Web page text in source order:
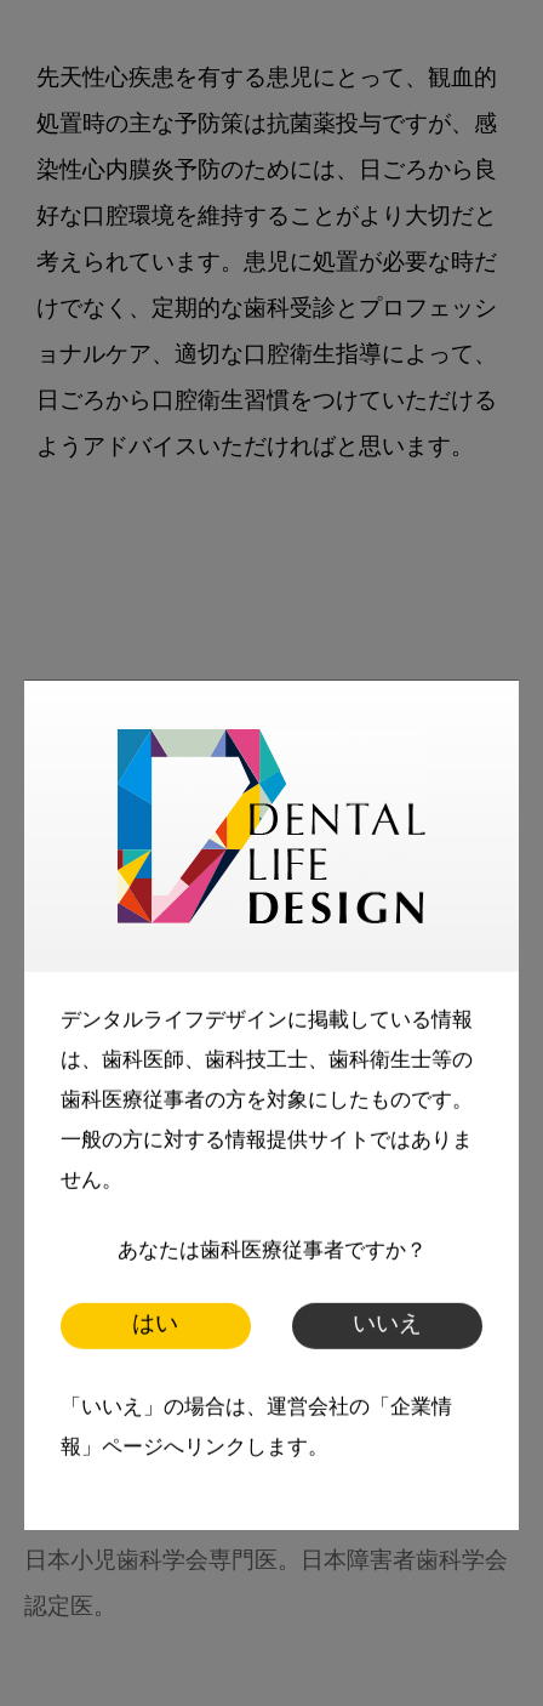
デンタルライフデザインに掲載している情報
は、歯科医師、歯科技工士、歯科衛生士等の
歯科医療従事者の方を対象にしたものです。
一般の方に対する情報提供サイトではありま
せん。
あなたは歯科医療従事者ですか？
はい いいえ
「いいえ」の場合は、運営会社の「企業情
報」ページへリンクします。
先天性心疾患を有する患児にとって、観血的
処置時の主な予防策は抗菌薬投与ですが、感
染性心内膜炎予防のためには、日ごろから良
好な口腔環境を維持することがより大切だと
考えられています。患児に処置が必要な時だ
けでなく、定期的な歯科受診とプロフェッシ
ョナルケア、適切な口腔衛生指導によって、
日ごろから口腔衛生習慣をつけていただける
ようアドバイスいただければと思います。
著者
岩本 優子 / 野村 良太
広島大学大学院医系科学研究科小児歯科学助教
歯科学教授 野村 良太
広島大学大学院医系科学研究科小児歯科学助教
2009年、広島大学歯学部歯学科卒業。
日本小児歯科学会専門医。日本障害者歯科学会
認定医。